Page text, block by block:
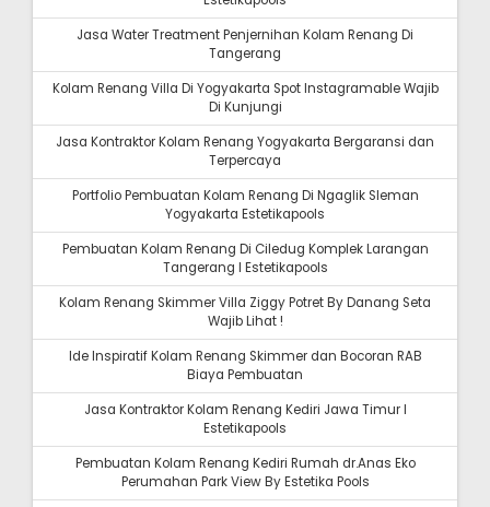
Jasa Water Treatment Penjernihan Kolam Renang Di
Tangerang
Kolam Renang Villa Di Yogyakarta Spot Instagramable Wajib
Di Kunjungi
Jasa Kontraktor Kolam Renang Yogyakarta Bergaransi dan
Terpercaya
Portfolio Pembuatan Kolam Renang Di Ngaglik Sleman
Yogyakarta Estetikapools
Pembuatan Kolam Renang Di Ciledug Komplek Larangan
Tangerang I Estetikapools
Kolam Renang Skimmer Villa Ziggy Potret By Danang Seta
Wajib Lihat !
Ide Inspiratif Kolam Renang Skimmer dan Bocoran RAB
Biaya Pembuatan
Jasa Kontraktor Kolam Renang Kediri Jawa Timur I
Estetikapools
Pembuatan Kolam Renang Kediri Rumah dr.Anas Eko
Perumahan Park View By Estetika Pools